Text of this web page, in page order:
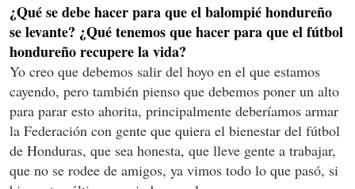
¿Qué se debe hacer para que el balompié hondureño
se levante? ¿Qué tenemos que hacer para que el fútbol
hondureño recupere la vida?
Yo creo que debemos salir del hoyo en el que estamos
cayendo, pero también pienso que debemos poner un alto
para parar esto ahorita, principalmente deberíamos armar
la Federación con gente que quiera el bienestar del fútbol
de Honduras, que sea honesta, que lleve gente a trabajar,
que no se rodee de amigos, ya vimos todo lo que pasó, si